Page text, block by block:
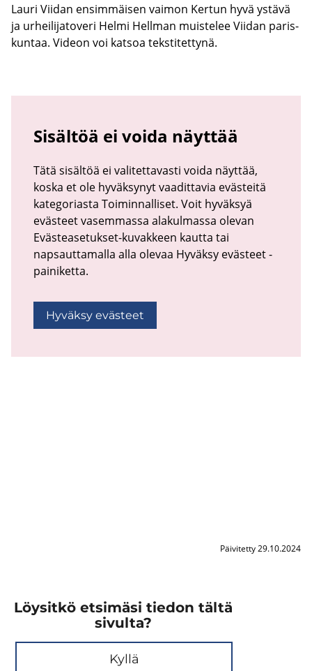
Lauri Vii­dan en­sim­mäi­sen vai­mon Ker­tun hyvä ys­tä­vä
ja ur­hei­li­ja­to­ve­ri Helmi Hell­man muis­te­lee Vii­dan pa­ris­
kun­taa. Vi­deon voi kat­soa teks­ti­tet­ty­nä.
Sisältöä ei voida näyttää
Tätä sisältöä ei valitettavasti voida näyttää,
koska et ole hyväksynyt vaadittavia evästeitä
kategoriasta Toiminnalliset. Voit hyväksyä
evästeet vasemmassa alakulmassa olevan
Evästeasetukset-kuvakkeen kautta tai
napsauttamalla alla olevaa Hyväksy evästeet -
painiketta.
Hyväksy evästeet
Päivitetty 29.10.2024
Löysitkö etsimäsi tiedon tältä
sivulta?
Kyllä